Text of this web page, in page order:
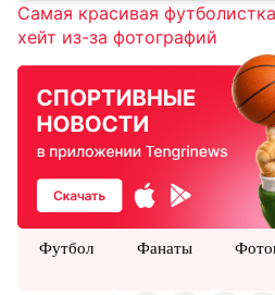
Самая красивая
хейт из-за фотографий
Футбол Фанаты